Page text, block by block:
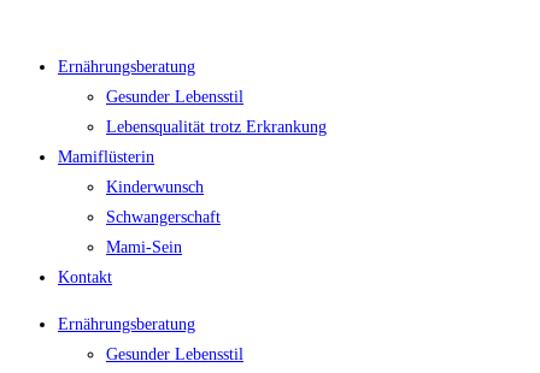
Ernährungsberatung
Gesunder Lebensstil
Lebensqualität trotz Erkrankung
Mamiflüsterin
Kinderwunsch
Schwangerschaft
Mami-Sein
Kontakt
Ernährungsberatung
Gesunder Lebensstil